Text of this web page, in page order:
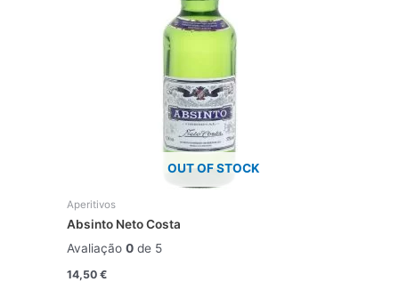
OUT OF STOCK
Aperitivos
Absinto Neto Costa
Avaliação 0de 5
14,50 €